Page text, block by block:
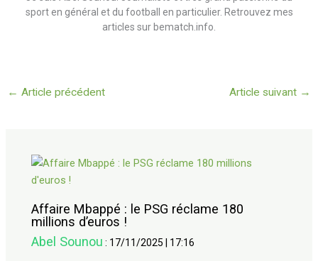
sport en général et du football en particulier. Retrouvez mes
articles sur bematch.info.
← Article précédent Article suivant →
Affaire Mbappé : le PSG réclame 180
millions d’euros !
Abel Sounou : 17/11/2025 17:16